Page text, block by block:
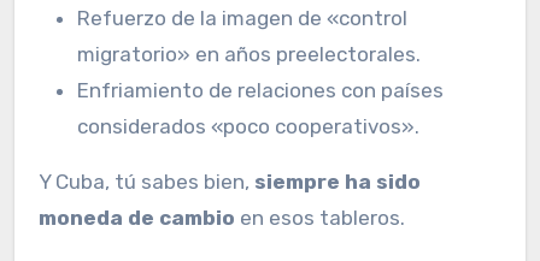
Refuerzo de la imagen de «control
migratorio» en años preelectorales.
Enfriamiento de relaciones con países
considerados «poco cooperativos».
Y Cuba, tú sabes bien, siempre ha sido
moneda de cambio en esos tableros.